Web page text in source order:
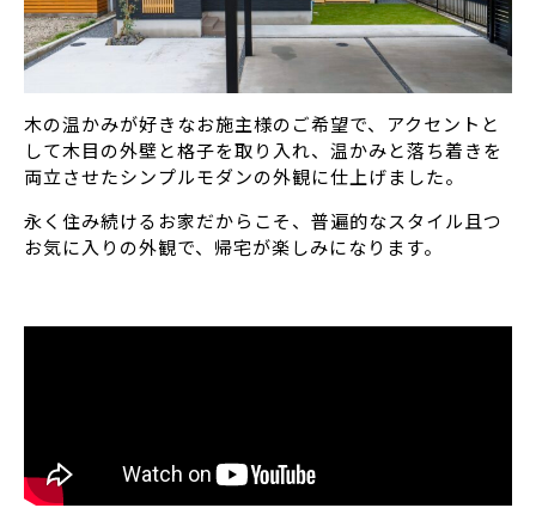
木の温かみが好きなお施主様のご希望で、アクセントと
して木目の外壁と格子を取り入れ、温かみと落ち着きを
両立させたシンプルモダンの外観に仕上げました。
永く住み続けるお家だからこそ、普遍的なスタイル且つ
お気に入りの外観で、帰宅が楽しみになります。